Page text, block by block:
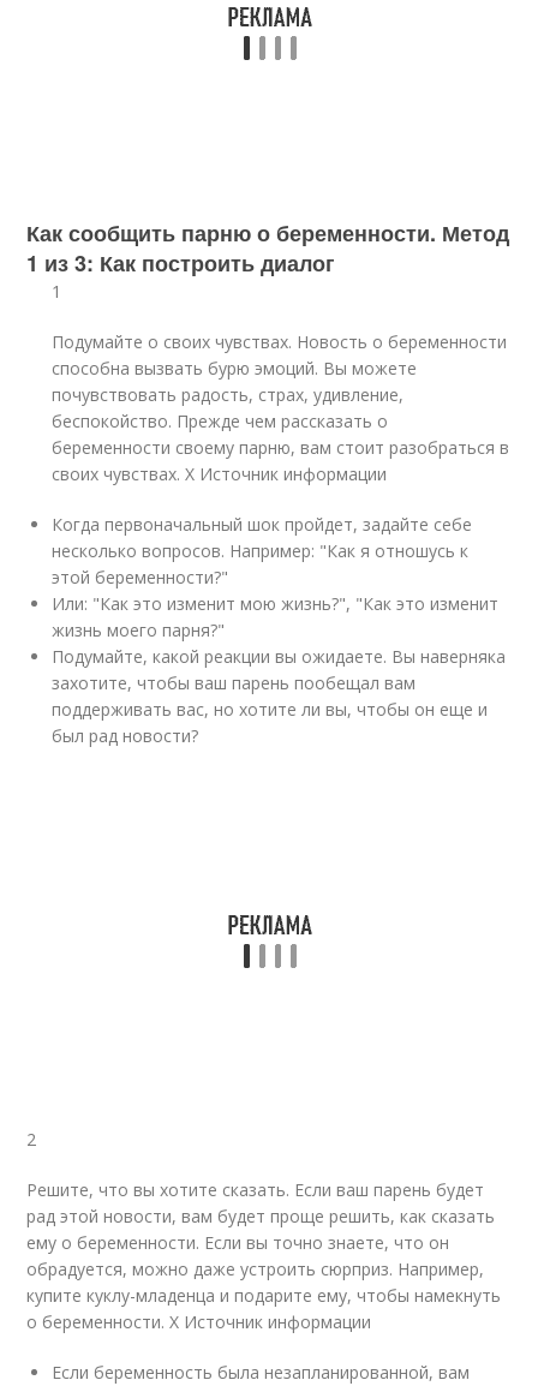
Как сообщить парню о беременности. Метод
1 из 3: Как построить диалог
1
Подумайте о своих чувствах. Новость о беременности
способна вызвать бурю эмоций. Вы можете
почувствовать радость, страх, удивление,
беспокойство. Прежде чем рассказать о
беременности своему парню, вам стоит разобраться в
своих чувствах. X Источник информации
Когда первоначальный шок пройдет, задайте себе
несколько вопросов. Например: "Как я отношусь к
этой беременности?"
Или: "Как это изменит мою жизнь?", "Как это изменит
жизнь моего парня?"
Подумайте, какой реакции вы ожидаете. Вы наверняка
захотите, чтобы ваш парень пообещал вам
поддерживать вас, но хотите ли вы, чтобы он еще и
был рад новости?
2
Решите, что вы хотите сказать. Если ваш парень будет
рад этой новости, вам будет проще решить, как сказать
ему о беременности. Если вы точно знаете, что он
обрадуется, можно даже устроить сюрприз. Например,
купите куклу-младенца и подарите ему, чтобы намекнуть
о беременности. X Источник информации
Если беременность была незапланированной, вам